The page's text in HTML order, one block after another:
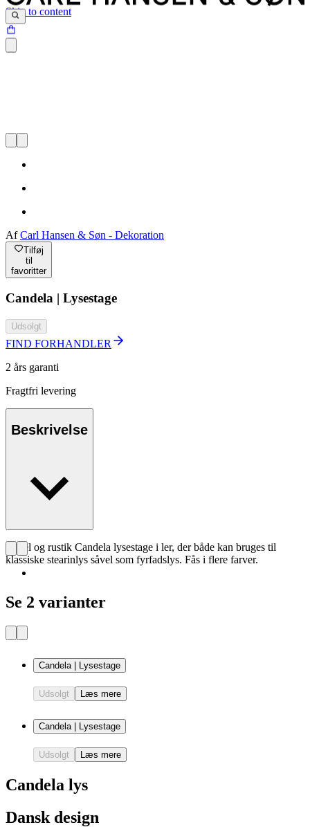
Skip to content
AfCarl Hansen & Søn - Dekoration
Tilføj
til
favoritter
Candela | Lysestage
Udsolgt
FIND FORHANDLER
2 års garanti
Fragtfri levering
Beskrivelse
Enkel og rustik Candela lysestage i ler, der både kan bruges til
klassiske stearinlys såvel som fyrfadslys. Fås i flere farver.
Se 2 varianter
Candela | Lysestage
Udsolgt Læs mere
Candela | Lysestage
Udsolgt Læs mere
Candela lys
Dansk design